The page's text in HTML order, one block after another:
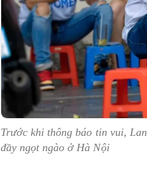
Trước khi thông báo tin vui,
đầy ngọt ngào ở Hà Nội